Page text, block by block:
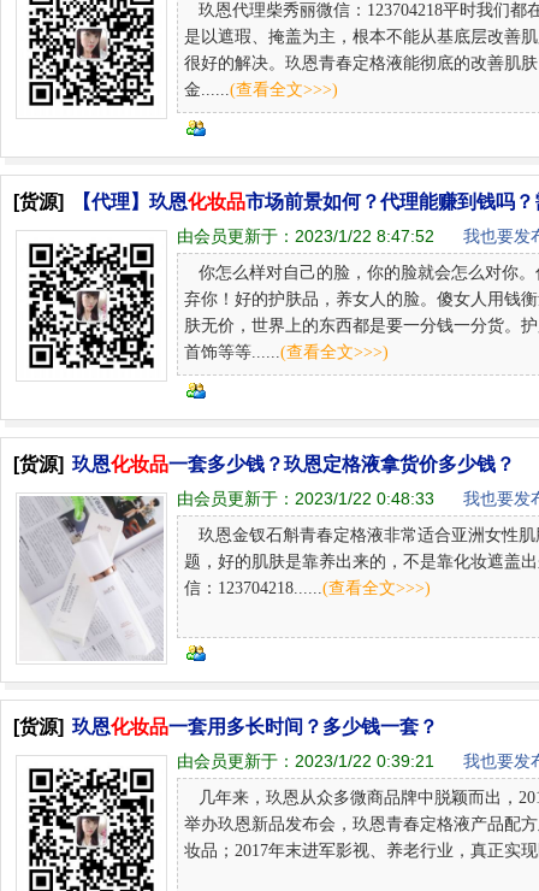
玖恩代理柴秀丽微信：123704218平时我们
是以遮瑕、掩盖为主，根本不能从基底层改善
很好的解决。玖恩青春定格液能彻底的改善肌
金......(查看全文>>>)
[货源] 【代理】玖恩化妆品市场前景如何？代理能赚到钱吗
由会员更新于： 2023/1/22 8:47:52 我也要发
你怎么样对自己的脸，你的脸就会怎么对你
弃你！好的护肤品，养女人的脸。傻女人用钱
肤无价，世界上的东西都是要一分钱一分货。
首饰等等......(查看全文>>>)
[货源] 玖恩化妆品一套多少钱？玖恩定格液拿货价多少钱？
由会员更新于： 2023/1/22 0:48:33 我也要发
玖恩金钗石斛青春定格液非常适合亚洲女性
题，好的肌肤是靠养出来的，不是靠化妆遮盖
信：123704218......(查看全文>>>)
[货源] 玖恩化妆品一套用多长时间？多少钱一套？
由会员更新于： 2023/1/22 0:39:21 我也要发
几年来，玖恩从众多微商品牌中脱颖而出，
举办玖恩新品发布会，玖恩青春定格液产品配
妆品；2017年末进军影视、养老行业，真正实